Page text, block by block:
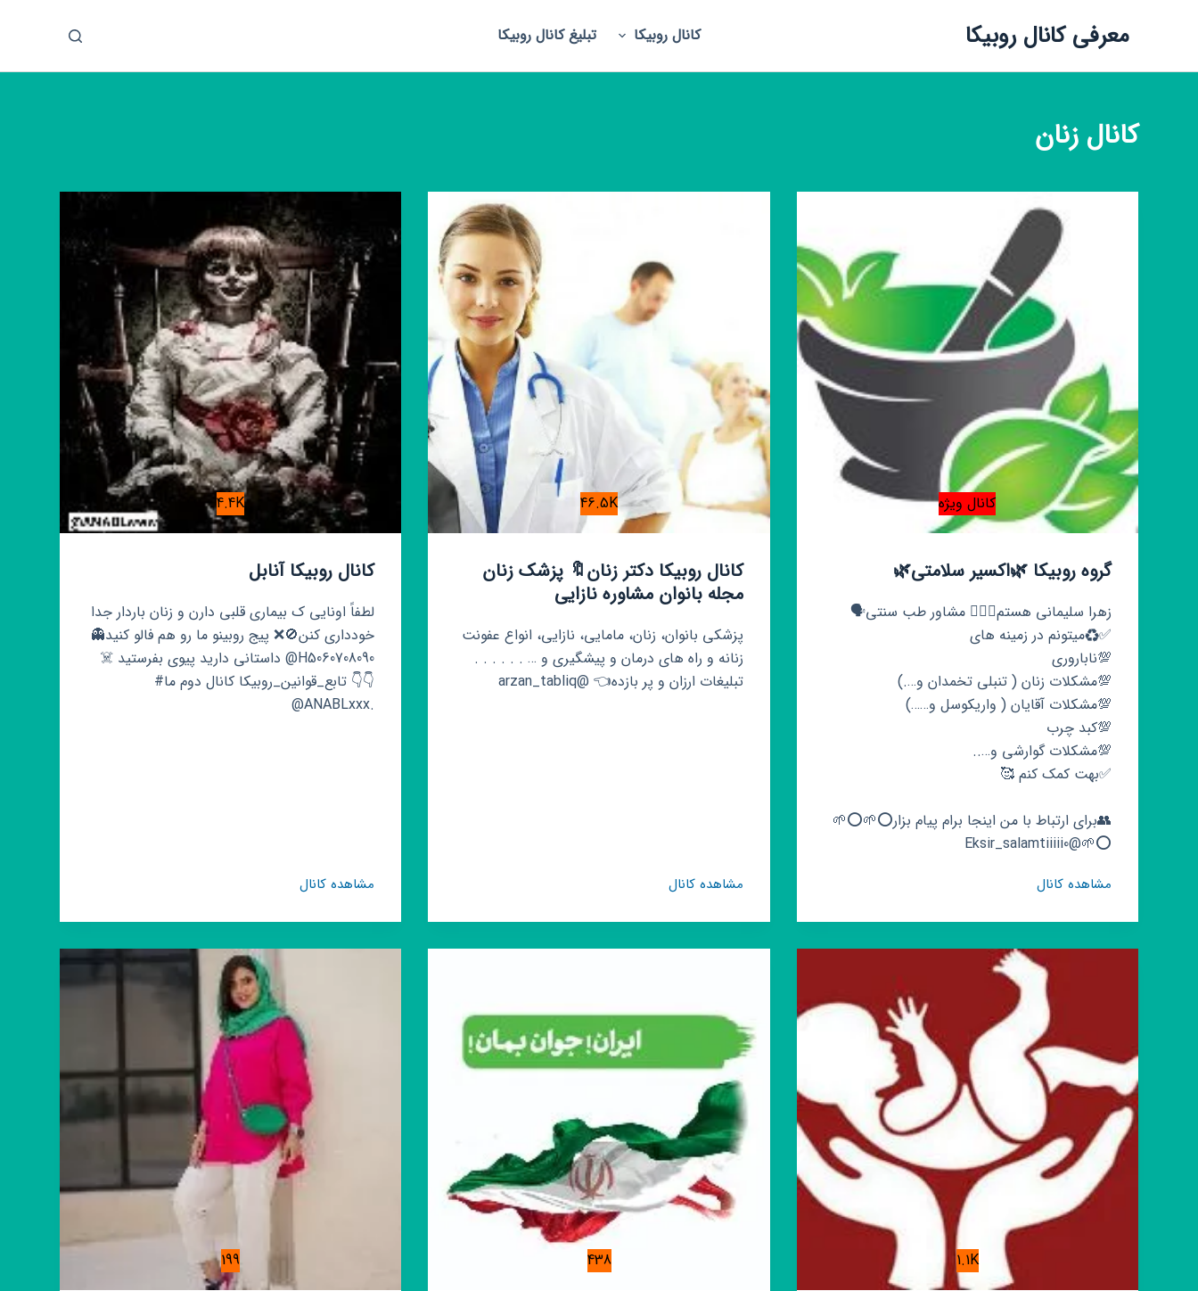
ش
معرفی کانال روبیکا کانال روبیکا تبلیغ کانال روبیکا
کانال زنان
کانال ویژه
گروه روبیکا 🌿اکسیر سلامتی🌿
زهرا سلیمانی هستم🙋🏻‍♀️ مشاور طب سنتی🗣️
✅♻️میتونم در زمینه های
💯ناباروری
💯مشکلات زنان ( تنبلی تخمدان و….)
💯مشکلات آقایان ( واریکوسل و……)
💯کبد چرب
💯مشکلات گوارشی و…..
✅بهت کمک کنم 🥰
👥برای ارتباط با من اینجا برام پیام بزار⭕🌱⭕🌱
⭕🌱@Eksir_salamtiiiii0
مشاهده کانالگروه
🌿
اکسیر
سلامتی
46.5K
کانال روبیکا دکتر زنان️🔖 پزشک زنان
مجله بانوان مشاوره نازایی
پزشکی بانوان، زنان، مامایی، نازایی، انواع عفونت
زنانه و راه های درمان و پیشگیری و … . . . . . .
تبلیغات ارزان و پر بازده👈 @arzan_tabliq
مشاهده کانالکانال
دکتر
زنان️
زنان
مجله
بانوان
مشاوره
4.4K
کانال روبیکا آنابل
لطفاً اونایی ک بیماری قلبی دارن و زنان باردار جدا
خودداری کنن🚫❌ پیج روبینو ما رو هم فالو کنید👻⁦
☠️ داستانی دارید پیوی بفرستید @H5060708090
#تابع_قوانین_روبیکا کانال دوم ما ⁦👇👇
@ANABLxxx.
مشاهده کانالکانال
آنابل
1.1K
438
199